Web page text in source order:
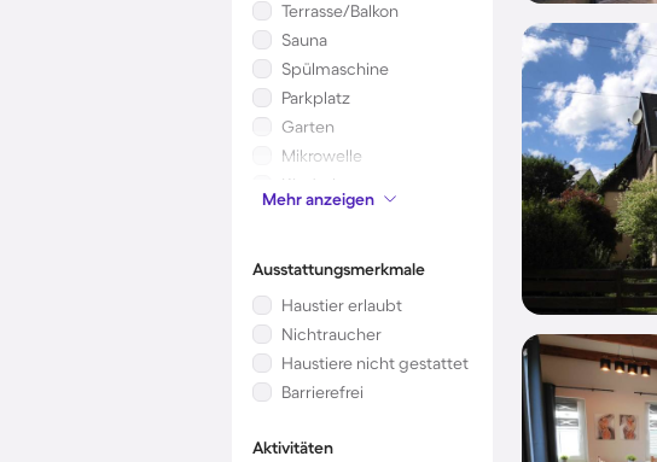
Terrasse/Balkon
Sauna
Spülmaschine
Parkplatz
Garten
Mikrowelle
Kinderbett
Waschmaschine
Mehr anzeigen
Ausstattungsmerkmale
Haustier erlaubt
Nichtraucher
Haustiere nicht gestattet
Barrierefrei
Aktivitäten